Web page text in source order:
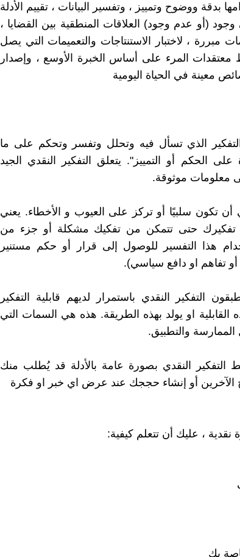
بدقة ووضوح وتمييز ، وتفسير البيانات ، تقييم الأدلة
(أو عدم وجود) العلاقات المنطقية بين القضايا ،
مبررة ، لاختبار الاستنتاجات والتعميمات التي يصل
معتقدات المرء على أساس الخبرة الأوسع ، وإصدار
معينة في الحياة اليومية
الذي تسأل فيه وتحلل وتفسر وتحكم على ما
الحكم أو التمييز". يتعلق التفكير النقدي الجيد
معلومات موثوقة.
أن تكون سلبيًا أو تركز على العيوب و الأخطاء. يعني
تفكيرك حتى تتمكن من تفكيك مشكلة أو جزء من
هذا التفسير للوصول إلى قرار أو حكم مستنير
تفاهم او دافع سياسي).
التفكير النقدي باستمرار لديهم قابلية التفكير
القابلية او يولد بهذه الطريقة. هذه هي السمات التي
الممارسة والتطبيق.
التفكير النقدي بصورة عامة بالأدلة قد يُطلب منك
الآخرين أو إنشاء حججك عند عرض اي خبر او فكرة
، عليك أن تتعلم كيفية: